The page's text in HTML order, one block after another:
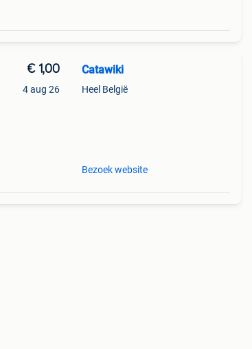
€ 1,00
4 aug 26
Catawiki
Heel België
Bezoek website